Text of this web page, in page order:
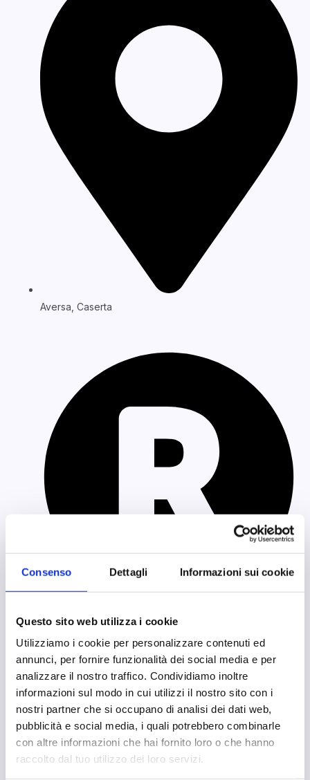
Consenso Dettagli Informazioni sui cookie
Questo sito web utilizza i cookie
Utilizziamo i cookie per personalizzare contenuti ed
annunci, per fornire funzionalità dei social media e per
analizzare il nostro traffico. Condividiamo inoltre
informazioni sul modo in cui utilizzi il nostro sito con i
nostri partner che si occupano di analisi dei dati web,
pubblicità e social media, i quali potrebbero combinarle
con altre informazioni che hai fornito loro o che hanno
raccolto dal tuo utilizzo dei loro servizi.
Aversa, Caserta
Numero iscrizione 2117
Flauto Sofia